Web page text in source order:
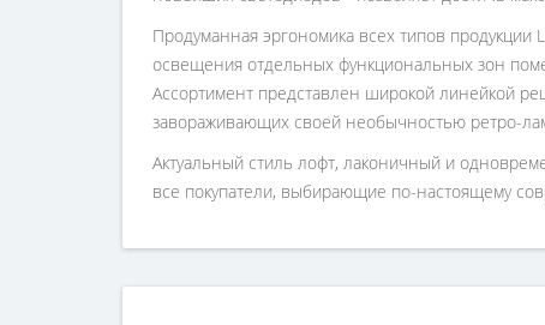
Продуманная эргономика всех типов
освещения отдельных функциональных зон
Ассортимент представлен широкой линейкой
завораживающих своей необычностью ретро-
Актуальный стиль лофт, лаконичный и
все покупатели, выбирающие по-настоящему